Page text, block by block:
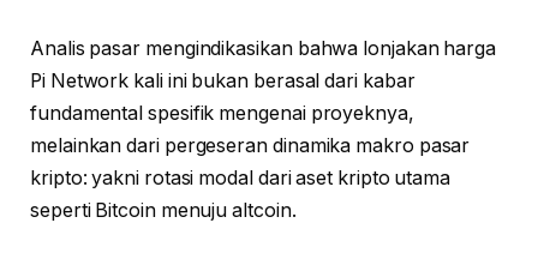
Analis pasar mengindikasikan bahwa lonjakan harga
Pi Network kali ini bukan berasal dari kabar
fundamental spesifik mengenai proyeknya,
melainkan dari pergeseran dinamika makro pasar
kripto: yakni rotasi modal dari aset kripto utama
seperti Bitcoin menuju altcoin.